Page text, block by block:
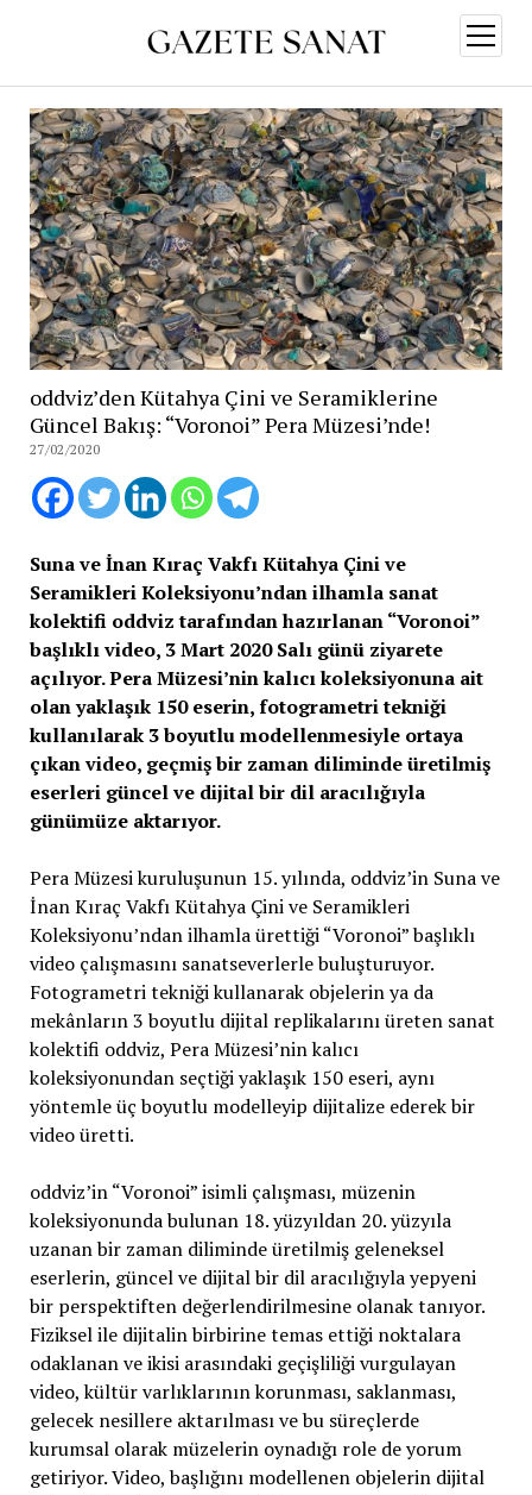
aç
oddviz’den Kütahya Çini ve Seramiklerine
Güncel Bakış: “Voronoi” Pera Müzesi’nde!
27/02/2020
Suna ve İnan Kıraç Vakfı Kütahya Çini ve
Seramikleri Koleksiyonu’ndan ilhamla sanat
kolektifi oddviz tarafından hazırlanan “Voronoi”
başlıklı video, 3 Mart 2020 Salı günü ziyarete
açılıyor. Pera Müzesi’nin kalıcı koleksiyonuna ait
olan yaklaşık 150 eserin, fotogrametri tekniği
kullanılarak 3 boyutlu modellenmesiyle ortaya
çıkan video, geçmiş bir zaman diliminde üretilmiş
eserleri güncel ve dijital bir dil aracılığıyla
günümüze aktarıyor.
Pera Müzesi kuruluşunun 15. yılında, oddviz’in Suna ve
İnan Kıraç Vakfı Kütahya Çini ve Seramikleri
Koleksiyonu’ndan ilhamla ürettiği “Voronoi” başlıklı
video çalışmasını sanatseverlerle buluşturuyor.
Fotogrametri tekniği kullanarak objelerin ya da
mekânların 3 boyutlu dijital replikalarını üreten sanat
kolektifi oddviz, Pera Müzesi’nin kalıcı
koleksiyonundan seçtiği yaklaşık 150 eseri, aynı
yöntemle üç boyutlu modelleyip dijitalize ederek bir
video üretti.
oddviz’in “Voronoi” isimli çalışması, müzenin
koleksiyonunda bulunan 18. yüzyıldan 20. yüzyıla
uzanan bir zaman diliminde üretilmiş geleneksel
eserlerin, güncel ve dijital bir dil aracılığıyla yepyeni
bir perspektiften değerlendirilmesine olanak tanıyor.
Fiziksel ile dijitalin birbirine temas ettiği noktalara
odaklanan ve ikisi arasındaki geçişliliği vurgulayan
video, kültür varlıklarının korunması, saklanması,
gelecek nesillere aktarılması ve bu süreçlerde
kurumsal olarak müzelerin oynadığı role de yorum
getiriyor. Video, başlığını modellenen objelerin dijital